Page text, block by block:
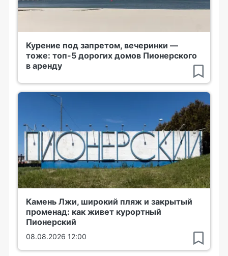
Курение под запретом, вечеринки —
тоже: топ-5 дорогих домов Пионерского
в аренду
Камень Лжи, широкий пляж и закрытый
променад: как живет курортный
Пионерский
08.08.2026 12:00